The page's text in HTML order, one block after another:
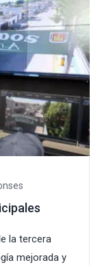
la tercera
mejorada y